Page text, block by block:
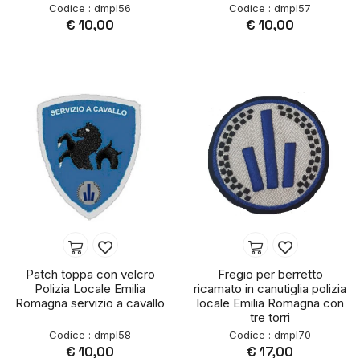
Codice : dmpl56
€ 10,00
Codice : dmpl57
€ 10,00
Patch toppa con velcro
Polizia Locale Emilia
Romagna servizio a cavallo
Codice : dmpl58
€ 10,00
Fregio per berretto
ricamato in canutiglia polizia
locale Emilia Romagna con
tre torri
Codice : dmpl70
€ 17,00